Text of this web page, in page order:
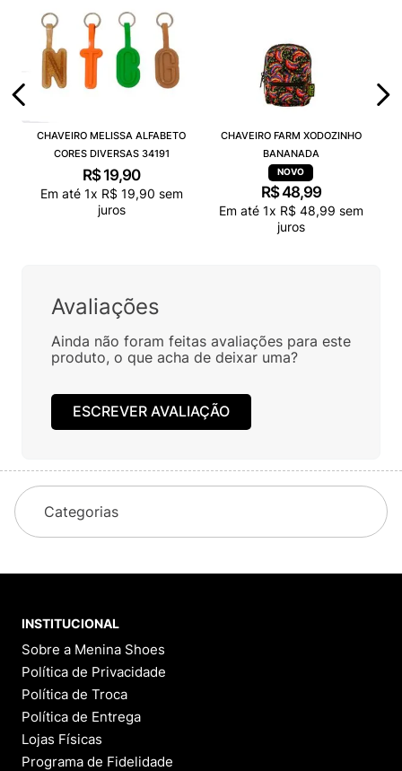
CHAVEIRO MELISSA ALFABETO
CORES DIVERSAS 34191
R$ 19,90
Em até 1x R$ 19,90 sem
juros
CHAVEIRO FARM XODOZINHO
BANANADA
R$48,99
Em até 1x R$ 48,99 sem
juros
Avaliações
Ainda não foram feitas avaliações para este
produto, o que acha de deixar uma?
ESCREVER AVALIAÇÃO
Categorias
INSTITUCIONAL
Sobre a Menina Shoes
Política de Privacidade
Política de Troca
Política de Entrega
Lojas Físicas
Programa de Fidelidade